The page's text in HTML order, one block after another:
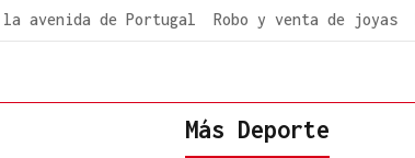
la avenida de Portugal Robo y venta de joyas
Más Deporte